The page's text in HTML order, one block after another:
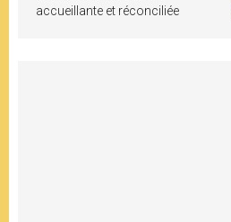
accueillante et réconciliée